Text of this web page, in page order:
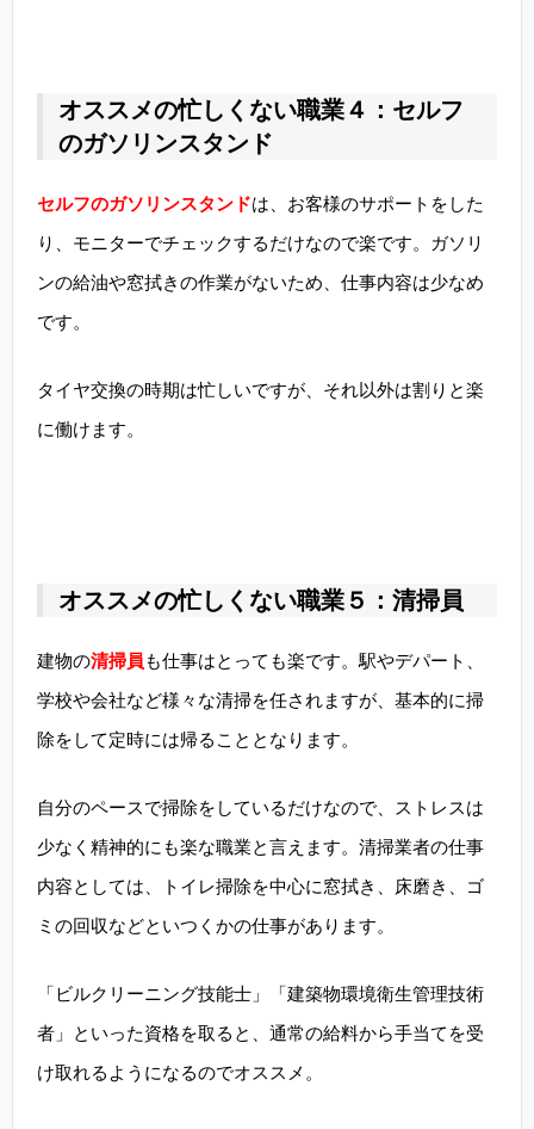
オススメの忙しくない職業４：セルフ
のガソリンスタンド
セルフのガソリンスタンドは、お客様のサポートをした
り、モニターでチェックするだけなので楽です。ガソリ
ンの給油や窓拭きの作業がないため、仕事内容は少なめ
です。
タイヤ交換の時期は忙しいですが、それ以外は割りと楽
に働けます。
オススメの忙しくない職業５：清掃員
建物の清掃員も仕事はとっても楽です。駅やデパート、
学校や会社など様々な清掃を任されますが、基本的に掃
除をして定時には帰ることとなります。
自分のペースで掃除をしているだけなので、ストレスは
少なく精神的にも楽な職業と言えます。清掃業者の仕事
内容としては、トイレ掃除を中心に窓拭き、床磨き、ゴ
ミの回収などといつくかの仕事があります。
「ビルクリーニング技能士」「建築物環境衛生管理技術
者」といった資格を取ると、通常の給料から手当てを受
け取れるようになるのでオススメ。